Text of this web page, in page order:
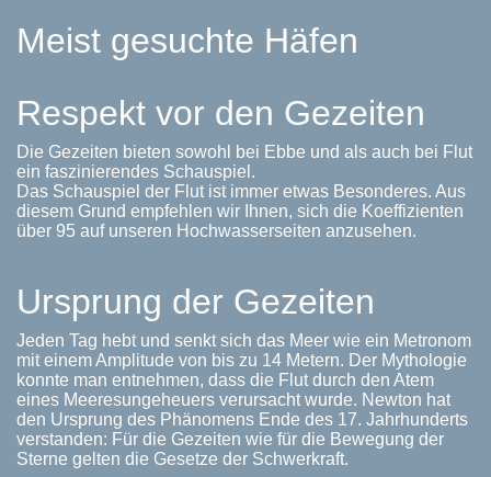
Meist gesuchte Häfen
Respekt vor den Gezeiten
Die Gezeiten bieten sowohl bei Ebbe und als auch bei Flut
ein faszinierendes Schauspiel.
Das Schauspiel der Flut ist immer etwas Besonderes. Aus
diesem Grund empfehlen wir Ihnen, sich die Koeffizienten
über 95 auf unseren Hochwasserseiten anzusehen.
Ursprung der Gezeiten
Jeden Tag hebt und senkt sich das Meer wie ein Metronom
mit einem Amplitude von bis zu 14 Metern. Der Mythologie
konnte man entnehmen, dass die Flut durch den Atem
eines Meeresungeheuers verursacht wurde. Newton hat
den Ursprung des Phänomens Ende des 17. Jahrhunderts
verstanden: Für die Gezeiten wie für die Bewegung der
Sterne gelten die Gesetze der Schwerkraft.